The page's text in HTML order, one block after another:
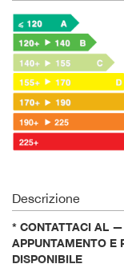
Descrizione
* CONTATTACI AL
APPUNTAMENTO E
DISPONIBILE